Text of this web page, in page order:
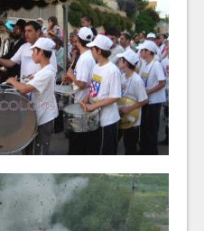
יוסף בן חמו ע״ה- תשפ"ה
עדיה וויה ע״ה- תשפ"ד